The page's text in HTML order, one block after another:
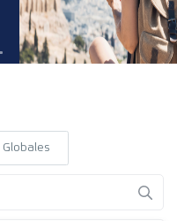
Globales